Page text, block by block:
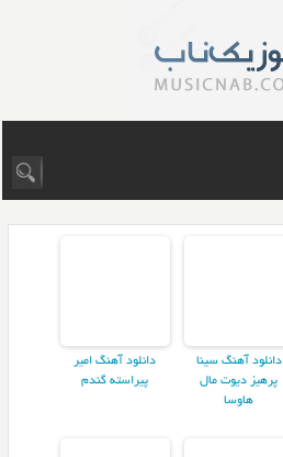
دانلود آهنگ سینا
پرهیز دیوت مال
هاوسا
دانلود آهنگ امیر
پیراسته گندم